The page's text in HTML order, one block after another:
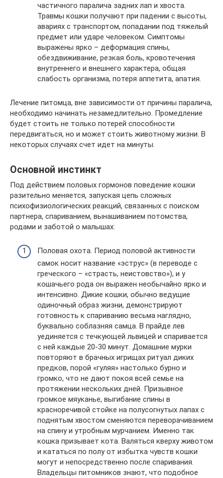
частичного паралича задних лап и хвоста.
Травмы кошки получают при падении с высоты,
авариях с транспортом, попадании под тяжелый
предмет или ударе человеком. Симптомы
выражены ярко – деформация спины,
обездвиживание, резкая боль, кровотечения
внутреннего и внешнего характера, общая
слабость организма, потеря аппетита, апатия.
Лечение питомца, вне зависимости от причины паралича,
необходимо начинать незамедлительно. Промедление
будет стоить не только потерей способности
передвигаться, но и может стоить животному жизни. В
некоторых случаях счет идет на минуты.
Основной инстинкт
Под действием половых гормонов поведение кошки
разительно меняется, запуская цепь сложных
психофизиологических реакций, связанных с поиском
партнера, спариванием, вынашиванием потомства,
родами и заботой о малышах:
Половая охота. Период половой активности
самок носит название «эструс» (в переводе с
греческого – «страсть, неистовство»), и у
кошачьего рода он выражен необычайно ярко и
интенсивно. Дикие кошки, обычно ведущие
одиночный образ жизни, демонстрируют
готовность к спариванию весьма наглядно,
буквально соблазняя самца. В прайде лев
уединяется с течкующей львицей и спаривается
с ней каждые 20-30 минут. Домашние мурки
повторяют в брачных игрищах ритуал диких
предков, порой «гуляя» настолько бурно и
громко, что не дают покоя всей семье на
протяжении нескольких дней. Призывное
громкое мяуканье, выгибание спины в
красноречивой стойке на полусогнутых лапах с
поднятым хвостом сменяются переворачиванием
на спину и утробным мурчанием. Именно так
кошка призывает кота. Валяться кверху животом
и кататься по полу от избытка чувств кошки
могут и непосредственно после спаривания.
Владельцы питомников знают, что подобное